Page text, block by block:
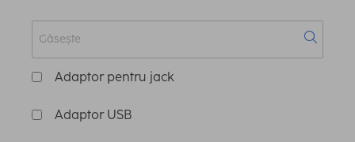
Adaptor pentru jack
Adaptor USB